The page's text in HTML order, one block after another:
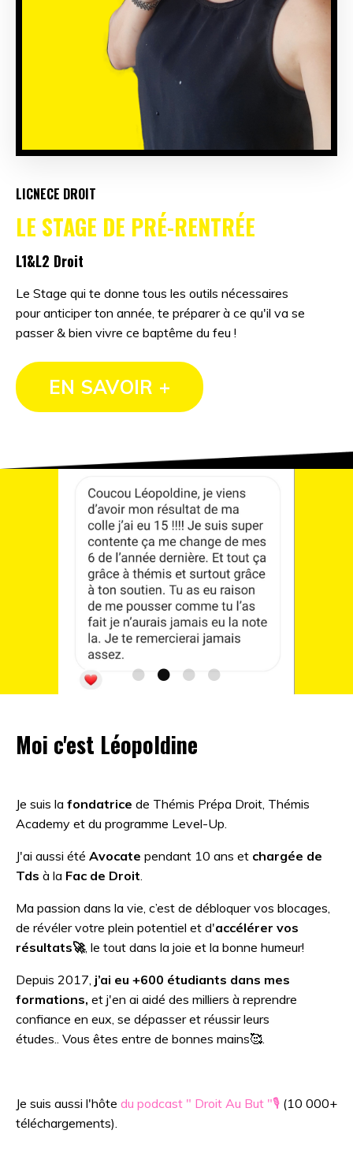
LICNECE DROIT
LE STAGE DE PRÉ-RENTRÉE
L1&L2 Droit
Le Stage qui te donne tous les outils nécessaires
pour anticiper ton année, te préparer à ce qu'il va se
passer & bien vivre ce baptême du feu !
EN SAVOIR +
Moi c'est Léopoldine
Je suis la fondatrice de Thémis Prépa Droit, Thémis
Academy et du programme Level-Up.
J'ai aussi été Avocate pendant 10 ans et chargée de
Tds à la Fac de Droit.
Ma passion dans la vie, c’est de débloquer vos blocages,
de révéler votre plein potentiel et d'accélérer vos
résultats🚀, le tout dans la joie et la bonne humeur!
Depuis 2017, j’ai eu +600 étudiants dans mes
formations, et j'en ai aidé des milliers à reprendre
confiance en eux, se dépasser et réussir leurs
études.. Vous êtes entre de bonnes mains🥰.
Je suis aussi l'hôte du podcast " Droit Au But "🎙️ (10 000+
téléchargements).